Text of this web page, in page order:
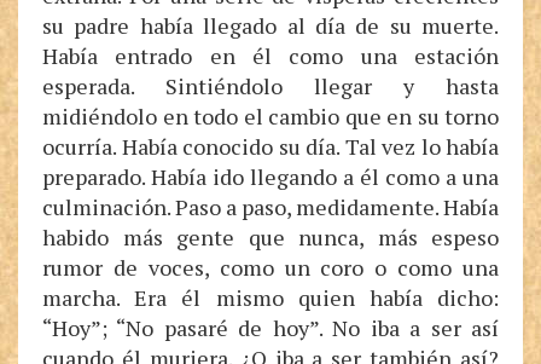
su padre había llegado al día de su muerte.
Había entrado en él como una estación
esperada. Sintiéndolo llegar y hasta
midiéndolo en todo el cambio que en su torno
ocurría. Había conocido su día. Tal vez lo había
preparado. Había ido llegando a él como a una
culminación. Paso a paso, medidamente. Había
habido más gente que nunca, más espeso
rumor de voces, como un coro o como una
marcha. Era él mismo quien había dicho:
“Hoy”; “No pasaré de hoy”. No iba a ser así
cuando él muriera. ¿O iba a ser también así?